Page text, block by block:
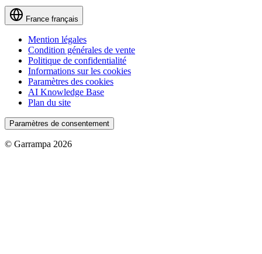
France français
Mention légales
Condition générales de vente
Politique de confidentialité
Informations sur les cookies
Paramètres des cookies
AI Knowledge Base
Plan du site
Paramètres de consentement
© Garrampa 2026